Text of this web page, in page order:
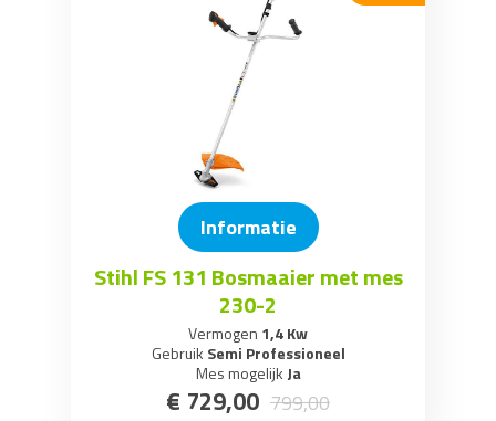
Informatie
Stihl FS 131 Bosmaaier met mes
230-2
Vermogen 1,4 Kw
Gebruik Semi Professioneel
Mes mogelijk Ja
€ 729,00 799,00